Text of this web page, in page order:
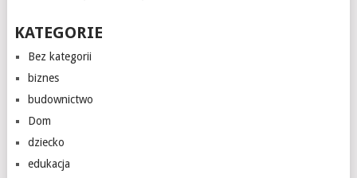
KATEGORIE
Bez kategorii
biznes
budownictwo
Dom
dziecko
edukacja